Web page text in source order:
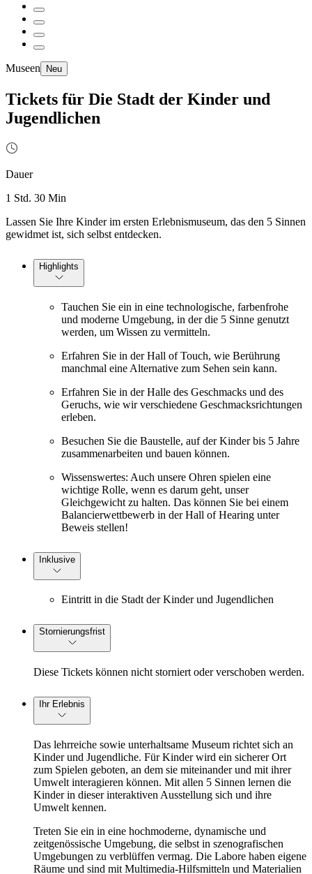
Museen Neu
Tickets für Die Stadt der Kinder und
Jugendlichen
Dauer
1 Std. 30 Min
Lassen Sie Ihre Kinder im ersten Erlebnismuseum, das den 5 Sinnen
gewidmet ist, sich selbst entdecken.
Highlights
Tauchen Sie ein in eine technologische, farbenfrohe
und moderne Umgebung, in der die 5 Sinne genutzt
werden, um Wissen zu vermitteln.
Erfahren Sie in der Hall of Touch, wie Berührung
manchmal eine Alternative zum Sehen sein kann.
Erfahren Sie in der Halle des Geschmacks und des
Geruchs, wie wir verschiedene Geschmacksrichtungen
erleben.
Besuchen Sie die Baustelle, auf der Kinder bis 5 Jahre
zusammenarbeiten und bauen können.
Wissenswertes: Auch unsere Ohren spielen eine
wichtige Rolle, wenn es darum geht, unser
Gleichgewicht zu halten. Das können Sie bei einem
Balancierwettbewerb in der Hall of Hearing unter
Beweis stellen!
Inklusive
Eintritt in die Stadt der Kinder und Jugendlichen
Stornierungsfrist
Diese Tickets können nicht storniert oder verschoben werden.
Ihr Erlebnis
Das lehrreiche sowie unterhaltsame Museum richtet sich an
Kinder und Jugendliche. Für Kinder wird ein sicherer Ort
zum Spielen geboten, an dem sie miteinander und mit ihrer
Umwelt interagieren können. Mit allen 5 Sinnen lernen die
Kinder in dieser interaktiven Ausstellung sich und ihre
Umwelt kennen.
Treten Sie ein in eine hochmoderne, dynamische und
zeitgenössische Umgebung, die selbst in szenografischen
Umgebungen zu verblüffen vermag. Die Labore haben eigene
Räume und sind mit Multimedia-Hilfsmitteln und Materialien